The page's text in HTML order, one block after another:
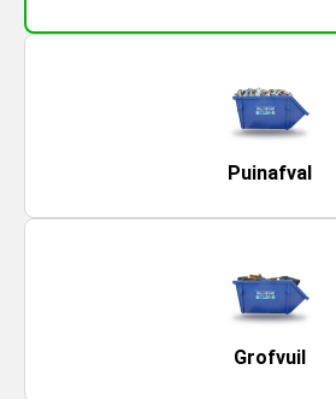
Puinafval
Grofvuil